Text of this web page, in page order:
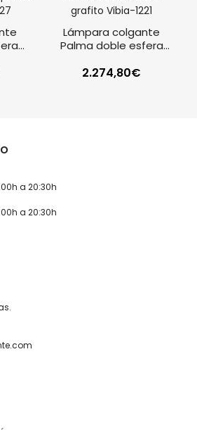
Lámpara colgante
Palma doble esfera
2.274,80€
a 20:30h
a 20:30h